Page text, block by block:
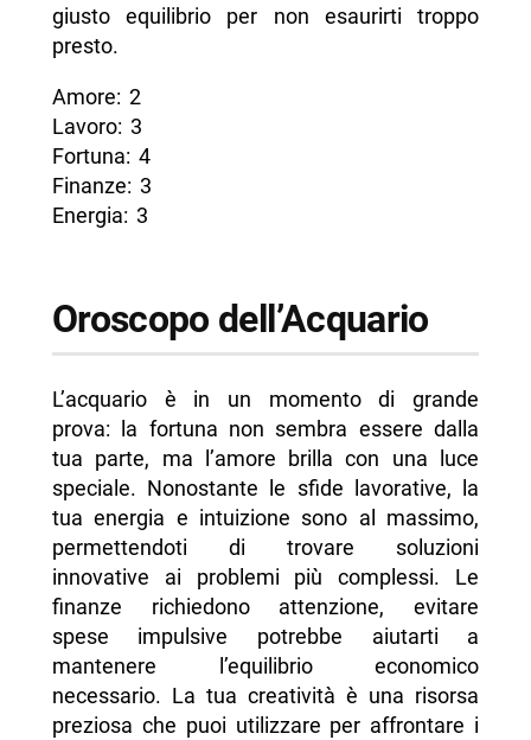
giusto equilibrio per non esaurirti troppo
presto.
Amore: 2
Lavoro: 3
Fortuna: 4
Finanze: 3
Energia: 3
Oroscopo dell’Acquario
L’acquario è in un momento di grande
prova: la fortuna non sembra essere dalla
tua parte, ma l’amore brilla con una luce
speciale. Nonostante le sfide lavorative, la
tua energia e intuizione sono al massimo,
permettendoti di trovare soluzioni
innovative ai problemi più complessi. Le
finanze richiedono attenzione, evitare
spese impulsive potrebbe aiutarti a
mantenere l’equilibrio economico
necessario. La tua creatività è una risorsa
preziosa che puoi utilizzare per affrontare i